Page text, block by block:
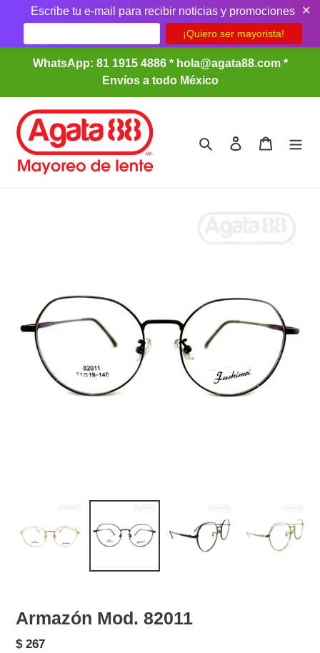
Escribe tu e-mail para recibir noticias y promociones ✕
directamente
contenido
WhatsApp: 81 1915 4886 * hola@agata88.com *
Envíos a todo México
Buscar Ingresar Carrito
Armazón Mod. 82011
Precio
$ 267